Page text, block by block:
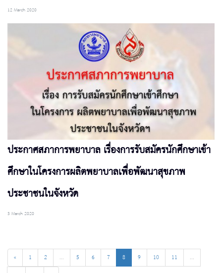
12 March 2020
ประกาศสภาการพยาบาล เรื่องการรับสมัครนักศึกษาเข้า
ศึกษาในโครงการผลิตพยาบาลเพื่อพัฒนาสุขภาพ
ประชาชนในจังหวัด
3 March 2020
« 1 2 ... 5 6 7 8 9 10 11
...